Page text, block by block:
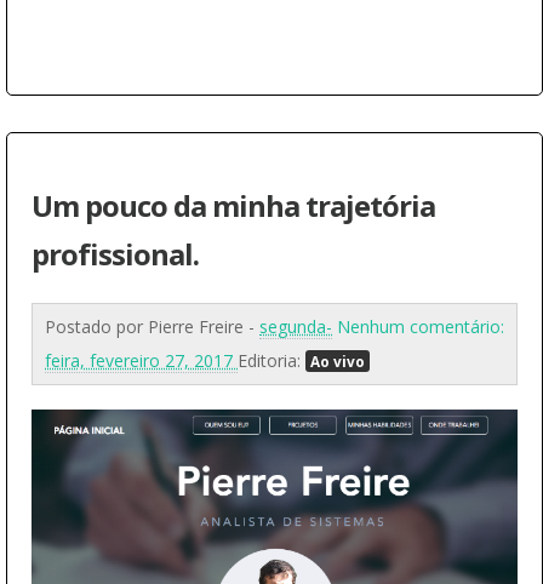
Um pouco da minha trajetória
profissional.
Nenhum comentário:
Postado por Pierre Freire - segunda-
feira, fevereiro 27, 2017 Editoria: Ao vivo